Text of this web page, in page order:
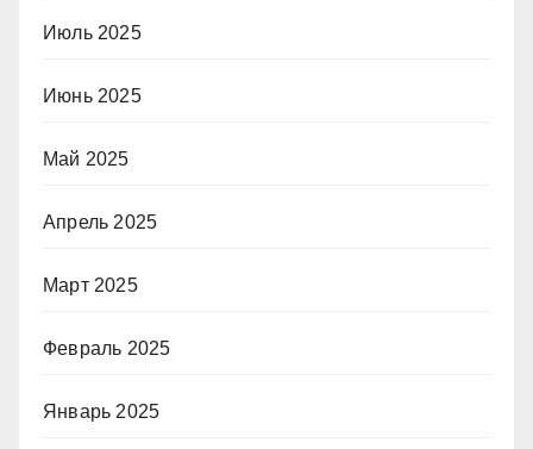
Июль 2025
Июнь 2025
Май 2025
Апрель 2025
Март 2025
Февраль 2025
Январь 2025